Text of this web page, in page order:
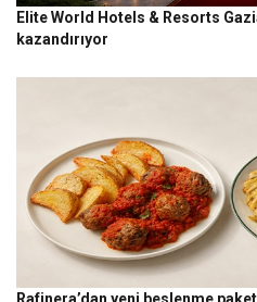
Elite World Hotels & Resorts
kazandırıyor